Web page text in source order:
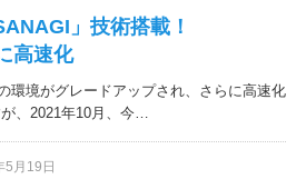
」技術搭載！
高速化
環境がグレードアップされ、さらに高速化
、2021年10月、今…
5月19日